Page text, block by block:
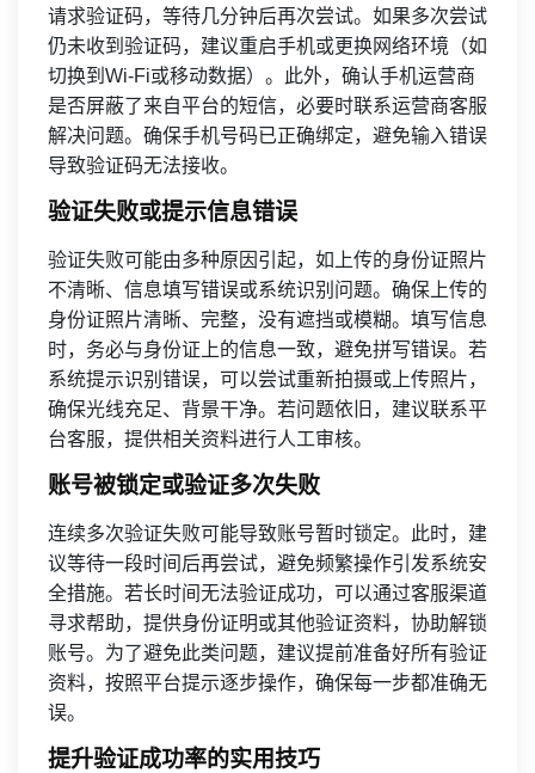
请求验证码，等待几分钟后再次尝试。如果多次尝试
仍未收到验证码，建议重启手机或更换网络环境（如
切换到Wi-Fi或移动数据）。此外，确认手机运营商
是否屏蔽了来自平台的短信，必要时联系运营商客服
解决问题。确保手机号码已正确绑定，避免输入错误
导致验证码无法接收。
验证失败或提示信息错误
验证失败可能由多种原因引起，如上传的身份证照片
不清晰、信息填写错误或系统识别问题。确保上传的
身份证照片清晰、完整，没有遮挡或模糊。填写信息
时，务必与身份证上的信息一致，避免拼写错误。若
系统提示识别错误，可以尝试重新拍摄或上传照片，
确保光线充足、背景干净。若问题依旧，建议联系平
台客服，提供相关资料进行人工审核。
账号被锁定或验证多次失败
连续多次验证失败可能导致账号暂时锁定。此时，建
议等待一段时间后再尝试，避免频繁操作引发系统安
全措施。若长时间无法验证成功，可以通过客服渠道
寻求帮助，提供身份证明或其他验证资料，协助解锁
账号。为了避免此类问题，建议提前准备好所有验证
资料，按照平台提示逐步操作，确保每一步都准确无
误。
提升验证成功率的实用技巧